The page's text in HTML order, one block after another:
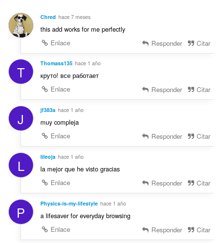
s
i
o
:
l
o
c
i
o
:
Chred hace 7 meses
this add works for me perfectly
Enlace
Responder Citar
T Thomass135 hace 1 año
круто! все работает
Enlace
Responder Citar
J jf383a hace 1 año
muy compleja
Enlace
Responder Citar
L lileoja hace 1 año
la mejor que he visto gracias
Enlace
Responder Citar
P Physics-is-my-lifestyle hace 1 año
a lifesaver for everyday browsing
Enlace
Responder Citar